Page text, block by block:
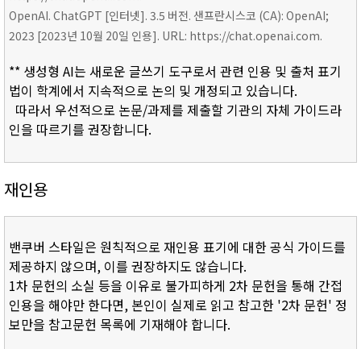
OpenAI. ChatGPT [인터넷]. 3.5 버전. 샌프란시스코 (CA): OpenAI;
2023 [2023년 10월 20일 인용]. URL: https://chat.openai.com.
** 생성형 AI는 새로운 글쓰기 도구로서 관련 인용 및 출처 표기
법이 학계에서 지속적으로 논의 및 개정되고 있습니다.
따라서 우선적으로 논문/과제를 제출할 기관의 자체 가이드라
인을 따르기를 권장합니다.
재인용
밴쿠버 스타일은 원칙적으로 재인용 표기에 대한 공식 가이드를
제공하지 않으며, 이를 권장하지도 않습니다.
1차 문헌의 소실 등을 이유로 불가피하게 2차 문헌을 통해 간접
인용을 해야만 한다면, 본인이 실제로 읽고 참고한 '2차 문헌' 정
보만을 참고문헌 목록에 기재해야 합니다.